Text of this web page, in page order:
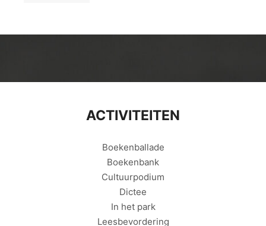
ACTIVITEITEN
Boekenballade
Boekenbank
Cultuurpodium
Dictee
In het park
Leesbevordering